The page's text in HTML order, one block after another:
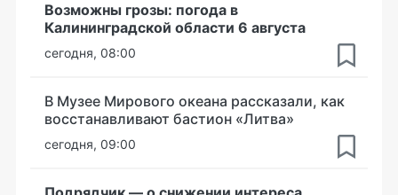
Возможны грозы: погода в
Калининградской области 6 августа
сегодня, 08:00
В Музее Мирового океана рассказали, как
восстанавливают бастион «Литва»
сегодня, 09:00